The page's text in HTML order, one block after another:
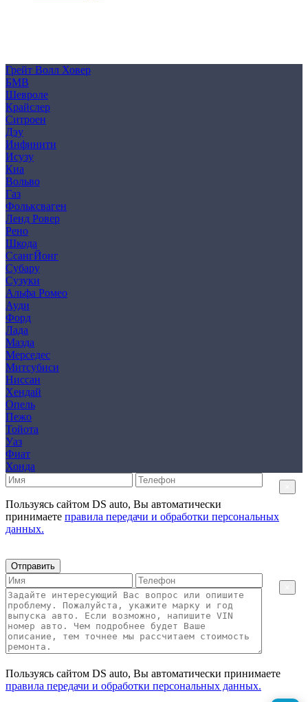
Грейт Волл Ховер
БМВ
Шевроле
Крайслер
Ситроен
Дэу
Инфинити
Исузу
Киа
Вольво
Газ
Фольксваген
Ленд Ровер
Рено
Шкода
СсангЙонг
Субару
Сузуки
Альфа Ромео
Ауди
Форд
Лада
Мазда
Мерседес
Митсубиси
Ниссан
Хендай
Опель
Пежо
Тойота
Уаз
Фиат
Хонда
Пользуясь сайтом DS auto, Вы автоматически
принимаете правила передачи и обработки персональных
данных.
Отправить
Пользуясь сайтом DS auto, Вы автоматически принимаете
правила передачи и обработки персональных данных.